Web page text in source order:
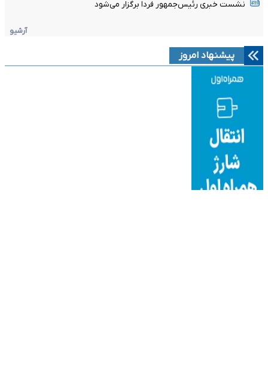
نشست خبری رئیس‌جمهور فردا برگزار می‌شود
آرشیو
پیشنهاد امروز